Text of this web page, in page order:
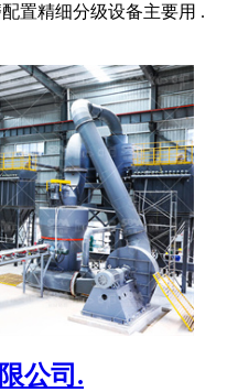
置精细分级设备主要用 .
公司.